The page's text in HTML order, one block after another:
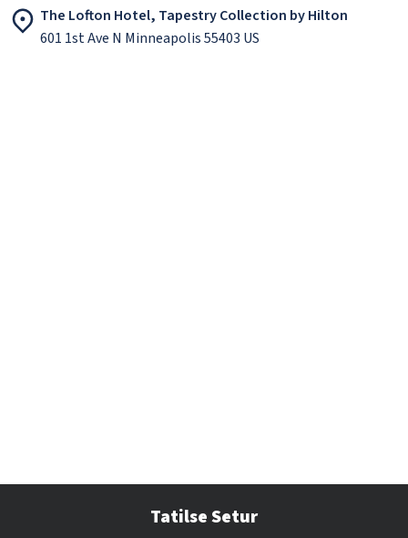
The Lofton Hotel, Tapestry Collection by Hilton
601 1st Ave N Minneapolis 55403 US
Tatilse Setur